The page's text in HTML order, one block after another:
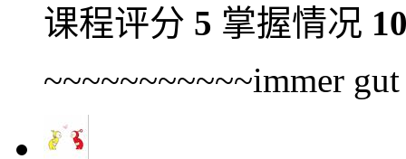
课程评分 5 掌握情况
~~~~~~~~~~~immer gut